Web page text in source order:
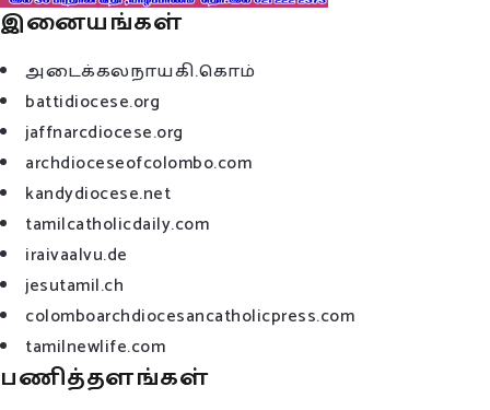
இனையங்கள்
அடைக்கலநாயகி.கொம்
battidiocese.org
jaffnarcdiocese.org
archdioceseofcolombo.com
kandydiocese.net
tamilcatholicdaily.com
iraivaalvu.de
jesutamil.ch
colomboarchdiocesancatholicpress.com
tamilnewlife.com
பணித்தளங்கள்